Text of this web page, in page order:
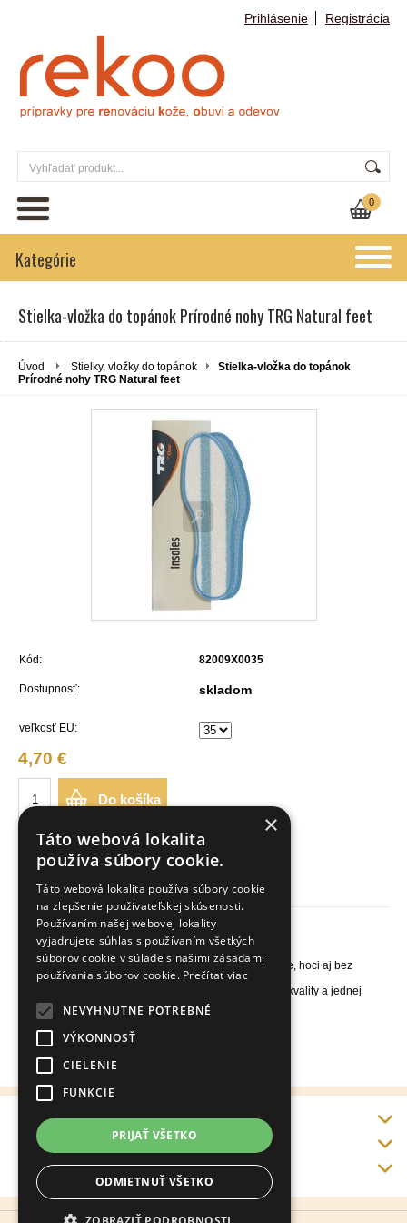
Prihlásenie Registrácia
0
Kategórie
Stielka-vložka do topánok Prírodné nohy TRG Natural feet
Úvod Stielky, vložky do topánok
Stielka-vložka do topánok
Prírodné nohy TRG Natural feet
Kód: 82009X0035
Dostupnosť: skladom
veľkosť EU:
4,70 €
Do košíka
Stielka-vložka do topánok Prírodné nohy TRG Natural feet
Stielka-vložka do topánok TRG Natural feet
Pohodlná príjemná stielka na každodenné používanie.
Príjemná stielka na dotyk a svieža počas chôdze, hoci aj bez
ponožiek
Vyrobená z dvoch latexových vrstiev najvyššiej kvality a jednej
vrstvy froté
Stielka s vôňou vanilky, hygienická a prírodná
Ideálna pre pre všetky druhy obuvi
Veľkosti EU: 35-47
Info
Doprava a platba
Kontakt
×
Táto webová lokalita
používa súbory cookie.
Táto webová lokalita používa súbory cookie
na zlepšenie používateľskej skúsenosti.
Používaním našej webovej lokality
vyjadrujete súhlas s používaním všetkých
súborov cookie v súlade s našimi zásadami
používania súborov cookie. Prečítať viac
NEVYHNUTNE POTREBNÉ
VÝKONNOSŤ
CIELENIE
FUNKCIE
PRIJAŤ VŠETKO
ODMIETNUŤ VŠETKO